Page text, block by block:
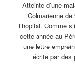
Atteinte d’une
Colmarienne
l’hôpital. Comme
cette année au
une lettre
écrite par des